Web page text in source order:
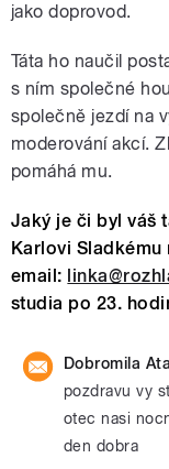
jako doprovod.
Táta ho naučil
s ním společné
společně jezdí na
moderování akcí.
pomáhá mu.
Jaký je či byl váš
Karlovi Sladkému
email:
studia po 23.
Dobromila
pozdravu vy
otec nasi
den dobra